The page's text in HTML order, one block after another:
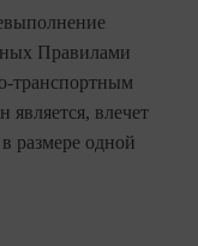
Правилами
транспортным
является, влечет
размере одной